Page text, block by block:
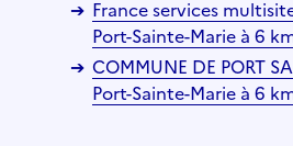
France services
Port-Sainte-Marie à 6
COMMUNE DE PORT
Port-Sainte-Marie à 6